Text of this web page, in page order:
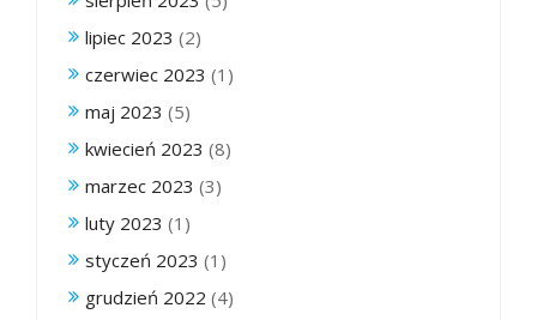
lipiec 2023 (2)
czerwiec 2023 (1)
maj 2023 (5)
kwiecień 2023 (8)
marzec 2023 (3)
luty 2023 (1)
styczeń 2023 (1)
grudzień 2022 (4)